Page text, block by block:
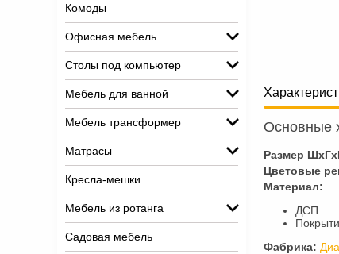
Комоды
Офисная мебель
Столы под компьютер
Мебель для ванной
Мебель трансформер
Матрасы
Кресла-мешки
Мебель из ротанга
Садовая мебель
Основные
Размер
Цветовые
Материал:
ДСП
Фабрика: